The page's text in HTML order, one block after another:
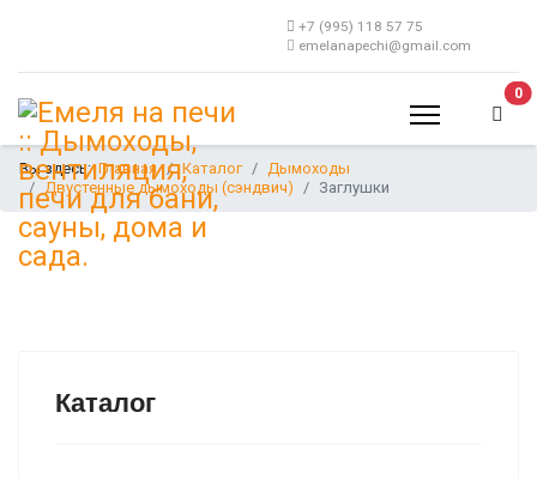
+7 (995) 118 57 75
emelanapechi@gmail.com
0В
Вы здесь:Главная Каталог
Дымоходы
Двустенные дымоходы (сэндвич)
Заглушки
Каталог